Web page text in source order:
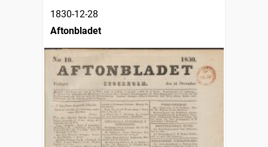
1830-12-28
Aftonbladet